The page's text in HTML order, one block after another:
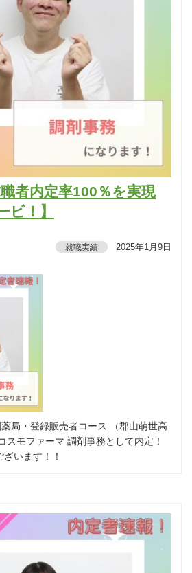
職者内定率100％を実現
ビ！】
就職実績 2025年1月9日
局・登録販売者コース （郡山萌世高
スモファーマ 調剤事務として内定！
ざいます！！